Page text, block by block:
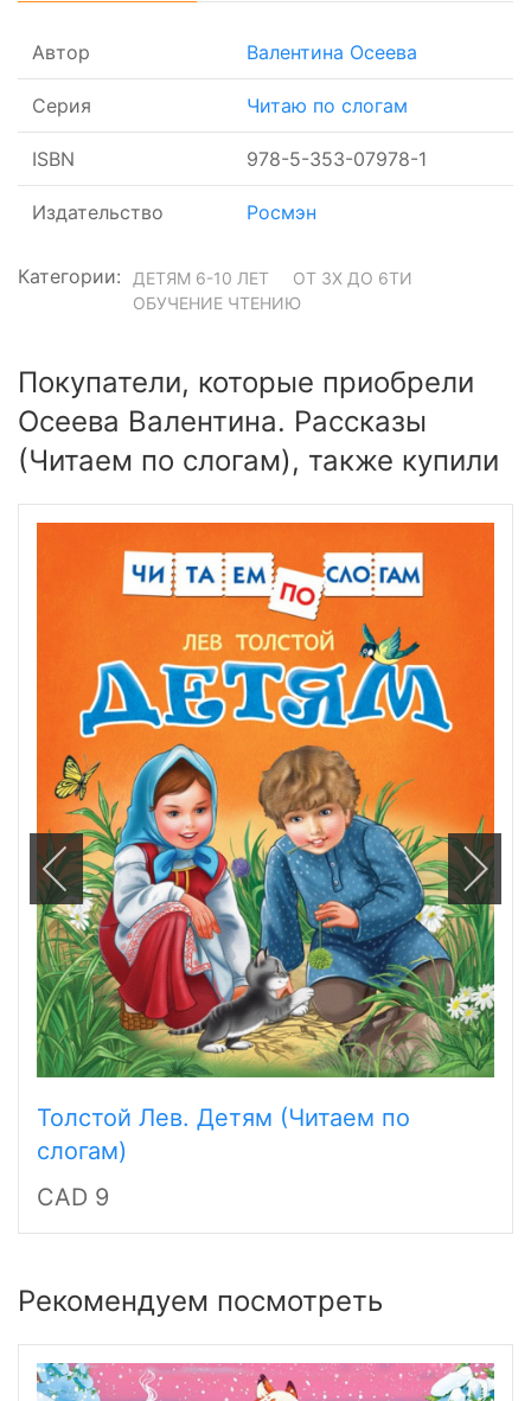
Автор Валентина Осеева
Серия Читаю по слогам
ISBN 978-5-353-07978-1
Издательство Росмэн
Категории: ДЕТЯМ 6-10 ЛЕТ
ОТ 3Х ДО 6ТИ
ОБУЧЕНИЕ ЧТЕНИЮ
Покупатели, которые приобрели
Осеева Валентина. Рассказы
(Читаем по слогам), также купили
Толстой Лев. Детям (Читаем по
слогам)
CAD 9
Рекомендуем посмотреть